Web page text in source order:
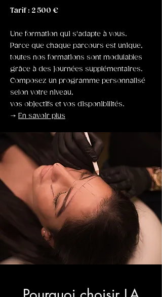
Tarif : 2 500 €
Une formation qui s'adapte à vous.
Parce que chaque parcours est unique,
toutes nos formations sont modulables
grâce à des journées supplémentaires.
Composez un programme personnalisé
selon votre niveau,
vos objectifs et vos disponibilités.
→ En savoir plus